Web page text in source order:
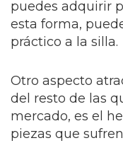
puedes adquirir
esta forma,
práctico a la silla.
Otro aspecto
del resto de las
mercado, es el
piezas que